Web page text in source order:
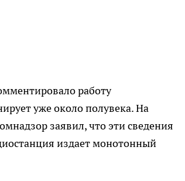
работу
уже около полувека. На
заявил, что эти сведения
издает монотонный